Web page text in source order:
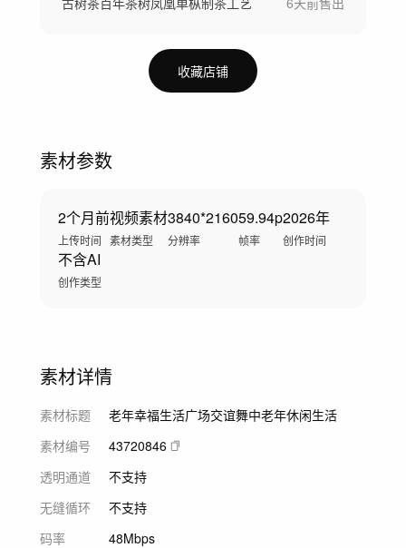
收藏店铺
素材参数
2个月前
上传时间
视频素材
素材类型
3840*2160
分辨率
59.94p
帧率
2026年
创作时间
不含AI
创作类型
素材详情
素材标题
老年幸福生活广场交谊舞中老年休闲生活
素材编号
43720846
透明通道
不支持
无缝循环
不支持
码率
48Mbps